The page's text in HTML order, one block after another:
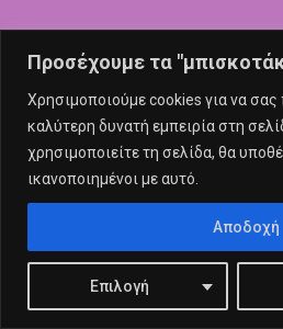
Προσέχουμε τα
Χρησιμοποιούμε cookies για να
καλύτερη δυνατή εμπειρία στη
χρησιμοποιείτε τη σελίδα, θα
ικανοποιημένοι με αυτό.
Επιλογή
Αποδοχή